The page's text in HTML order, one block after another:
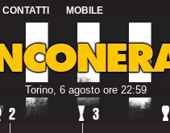
CONTATTI MOBILE
Torino, 6 agosto ore 22:59